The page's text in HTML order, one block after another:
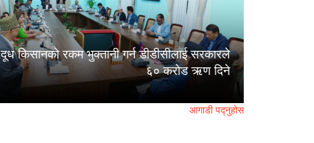
दूध किसानको रकम भुक्तानी गर्न डीडीसीलाई सरकारले
६० करोड ऋण दिने
आगाडी पद्नुहोस